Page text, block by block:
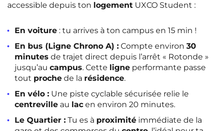
accessible depuis ton logement UXCO Student :
En voiture : tu arrives à ton campus en 15 min !
En bus (Ligne Chrono A) : Compte environ 30
minutes de trajet direct depuis l’arrêt « Rotonde »
jusqu’au campus. Cette ligne performante passe
tout proche de la résidence.
En vélo : Une piste cyclable sécurisée relie le
centreville au lac en environ 20 minutes.
Le Quartier : Tu es à proximité immédiate de la